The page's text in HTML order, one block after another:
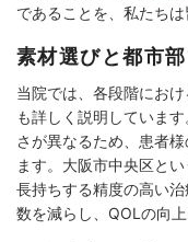
であることを、私たち
素材選びと都市
当院では、各段階にお
も詳しく説明していま
さが異なるため、患者
ます。大阪市中央区と
長持ちする精度の高い
数を減らし、QOLの向